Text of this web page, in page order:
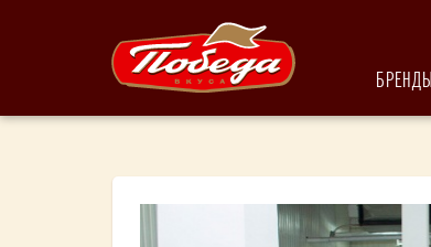
БРЕНДЫ